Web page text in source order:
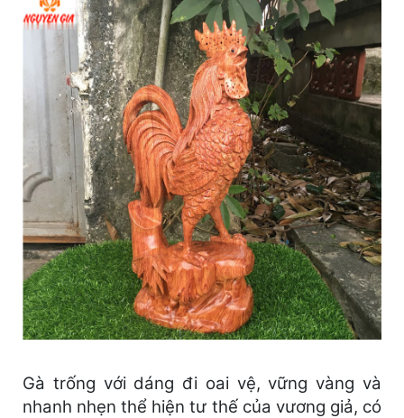
Gà trống với dáng đi oai vệ, vững vàng và
nhanh nhẹn thể hiện tư thế của vương giả, có